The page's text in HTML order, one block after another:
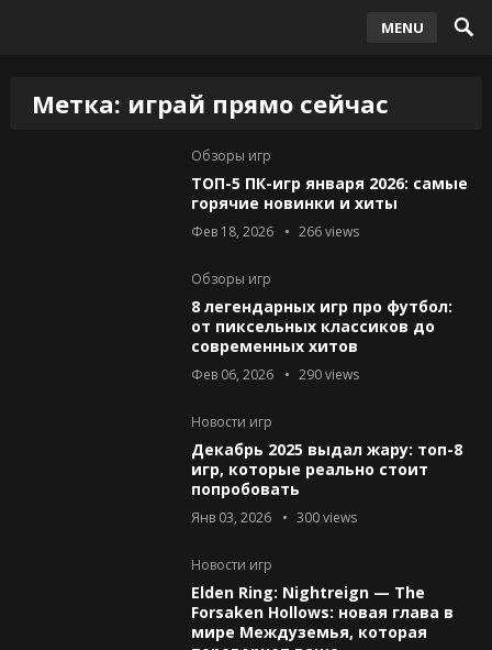
MENU
Метка: играй прямо сейчас
Обзоры игр
ТОП-5 ПК-игр января 2026: самые
горячие новинки и хиты
Фев 18, 2026 266views
Обзоры игр
8 легендарных игр про футбол:
от пиксельных классиков до
современных хитов
Фев 06, 2026 290views
Новости игр
Декабрь 2025 выдал жару: топ-8
игр, которые реально стоит
попробовать
Янв 03, 2026 300views
Новости игр
Elden Ring: Nightreign — The
Forsaken Hollows: новая глава в
мире Междуземья, которая